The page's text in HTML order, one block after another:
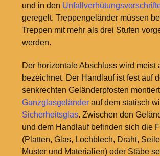
und in den
geregelt. Treppengeländer müssen
Treppen mit mehr als drei Stufen
werden.
Der horizontale Abschluss wird meist
bezeichnet. Der Handlauf ist fest auf
senkrechten Geländerpfosten
Ganzglasgeländerauf dem statisch
Sicherheitsglas. Zwischen den
und dem Handlauf befinden sich die
(Platten, Glas, Lochblech, Draht,
Muster und Materialien) oder Stäbe